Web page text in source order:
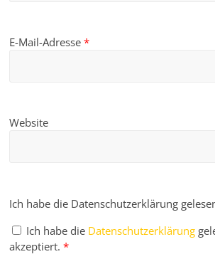
E-Mail-Adresse*
Website
Ich habe die Datenschutzerklärung
Ich habe die Datenschutzerklärung
akzeptiert. *